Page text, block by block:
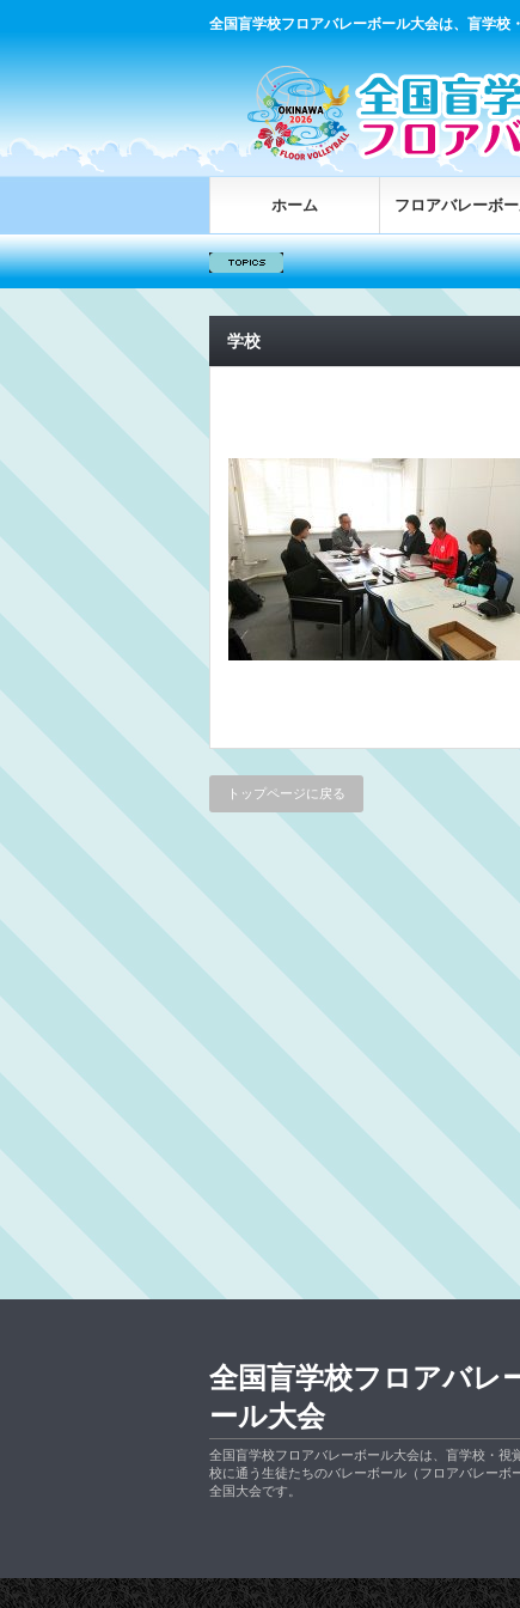
全国盲学校フロアバレーボール大会は、盲学校
ホーム フロアバレーボ
学校
トップページに戻る
全国盲学校フロアバレ
ール大会
全国盲学校フロアバレーボール大会は、盲学校・視
校に通う生徒たちのバレーボール（フロアバレーボ
全国大会です。